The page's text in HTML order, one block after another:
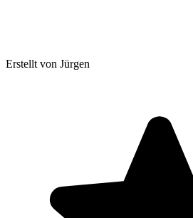
Erstellt von Jürgen